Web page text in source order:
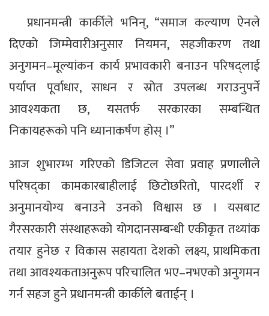
प्रधानमन्त्री कार्कीले भनिन्, “समाज कल्याण ऐनले
दिएको जिम्मेवारीअनुसार नियमन, सहजीकरण तथा
अनुगमन–मूल्यांकन कार्य प्रभावकारी बनाउन परिषद्लाई
पर्याप्त पूर्वाधार, साधन र स्रोत उपलब्ध गराउनुपर्ने
आवश्यकता छ, यसतर्फ सरकारका सम्बन्धित
निकायहरूको पनि ध्यानाकर्षण होस् ।”
आज शुभारम्भ गरिएको डिजिटल सेवा प्रवाह प्रणालीले
परिषद्का कामकारबाहीलाई छिटोछरितो, पारदर्शी र
अनुमानयोग्य बनाउने उनको विश्वास छ । यसबाट
गैरसरकारी संस्थाहरूको योगदानसम्बन्धी एकीकृत तथ्यांक
तयार हुनेछ र विकास सहायता देशको लक्ष्य, प्राथमिकता
तथा आवश्यकताअनुरूप परिचालित भए–नभएको अनुगमन
गर्न सहज हुने प्रधानमन्त्री कार्कीले बताईन् ।